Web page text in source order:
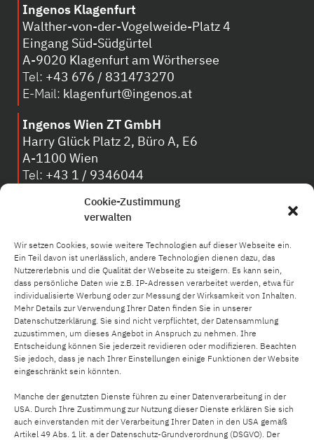
Cookie-Zustimmung
verwalten
Wir setzen Cookies, sowie weitere Technologien auf dieser Webseite ein.
Ein Teil davon ist unerlässlich, andere Technologien dienen dazu, das
Nutzererlebnis und die Qualität der Webseite zu steigern. Es kann sein,
dass persönliche Daten wie z.B. IP-Adressen verarbeitet werden, etwa für
individualisierte Werbung oder zur Messung der Wirksamkeit von Inhalten.
Mehr Details zur Verwendung Ihrer Daten finden Sie in unserer
Datenschutzerklärung. Sie sind nicht verpflichtet, der Datensammlung
zuzustimmen, um dieses Angebot in Anspruch zu nehmen. Ihre
Entscheidung können Sie jederzeit revidieren oder modifizieren. Beachten
Sie jedoch, dass je nach Ihrer Einstellungen einige Funktionen der Website
eingeschränkt sein könnten.
Manche der genutzten Dienste führen zu einer Datenverarbeitung in der
USA. Durch Ihre Zustimmung zur Nutzung dieser Dienste erklären Sie sich
auch einverstanden mit der Verarbeitung Ihrer Daten in den USA gemäß
Artikel 49 Abs. 1 lit. a der Datenschutz-Grundverordnung (DSGVO). Der
Ingenos Klagenfurt
Walther-von-der-Vogelweide-Platz 4
Eingang Süd-Südgürtel
A-9020 Klagenfurt am Wörthersee
Tel: +43 676 / 831473270
E-Mail: klagenfurt@ingenos.at
Ingenos Wien ZT GmbH
Harry Glück Platz 2, Büro A, E6
A-1100 Wien
Tel: +43 1 / 9346044
UID.Nr.: ATU78535907
Unternehmen
Referenzen
Leistungen
Karriere
Backstage
Team
Kontakt